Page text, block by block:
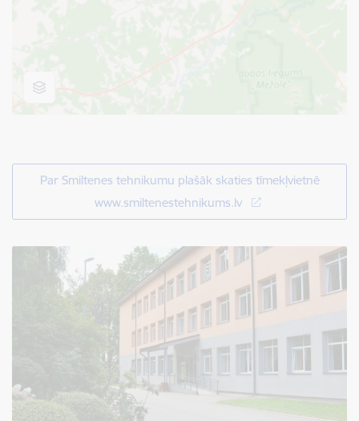
Par Smiltenes tehnikumu plašāk skaties tīmekļvietnē
www.smiltenestehnikums.lv